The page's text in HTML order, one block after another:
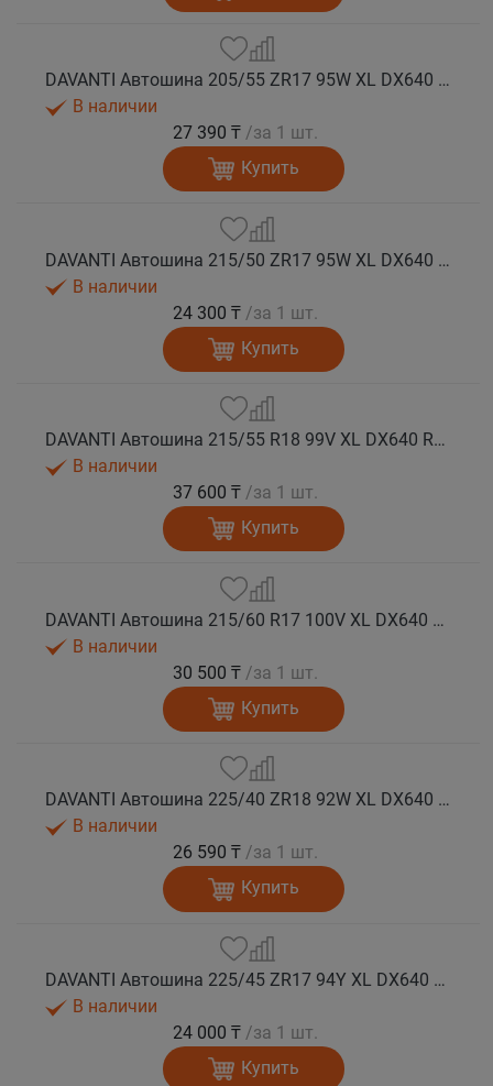
DAVANTI Автошина 205/55 ZR17 95W XL DX640 RPR лето (Таиланд)
В наличии
27 390 ₸ /за 1 шт.
Купить
DAVANTI Автошина 215/50 ZR17 95W XL DX640 RPR лето
В наличии
24 300 ₸ /за 1 шт.
Купить
DAVANTI Автошина 215/55 R18 99V XL DX640 RPR лето (Таиланд)
В наличии
37 600 ₸ /за 1 шт.
Купить
DAVANTI Автошина 215/60 R17 100V XL DX640 лето
В наличии
30 500 ₸ /за 1 шт.
Купить
DAVANTI Автошина 225/40 ZR18 92W XL DX640 RPR лето
В наличии
26 590 ₸ /за 1 шт.
Купить
DAVANTI Автошина 225/45 ZR17 94Y XL DX640 RPR лето
В наличии
24 000 ₸ /за 1 шт.
Купить